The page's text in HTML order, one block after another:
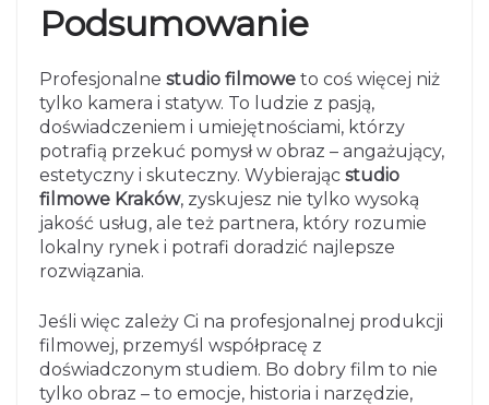
Podsumowanie
Profesjonalne studio filmowe to coś więcej niż
tylko kamera i statyw. To ludzie z pasją,
doświadczeniem i umiejętnościami, którzy
potrafią przekuć pomysł w obraz – angażujący,
estetyczny i skuteczny. Wybierając studio
filmowe Kraków, zyskujesz nie tylko wysoką
jakość usług, ale też partnera, który rozumie
lokalny rynek i potrafi doradzić najlepsze
rozwiązania.
Jeśli więc zależy Ci na profesjonalnej produkcji
filmowej, przemyśl współpracę z
doświadczonym studiem. Bo dobry film to nie
tylko obraz – to emocje, historia i narzędzie,